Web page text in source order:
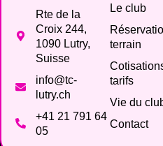
Rte de la
Croix 244,
1090 Lutry,
Suisse
info@tc-
lutry.ch
+41 21 791 64
05
Le club
terrain
tarifs
Vie du
Contact